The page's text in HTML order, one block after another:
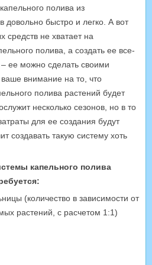
полива из
довольно быстро и легко. А вот
средств не хватает на
полива, а создать ее все-
– ее можно сделать своими
внимание на то, что
полива растений будет
несколько сезонов, но в то
для ее создания будут
создавать такую систему хоть
капельного полива
(количество в зависимости от
растений, с расчетом 1:1)